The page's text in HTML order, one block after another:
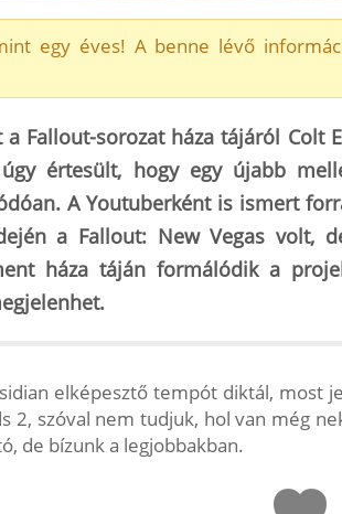
egy éves! A benne lévő
Fallout-sorozat háza tájáról Colt
értesült, hogy egy újabb
A Youtuberként is ismert
a Fallout: New Vegas volt,
háza táján formálódik a
elképesztő tempót diktál, most
2, szóval nem tudjuk, hol van még
de bízunk a legjobbakban.